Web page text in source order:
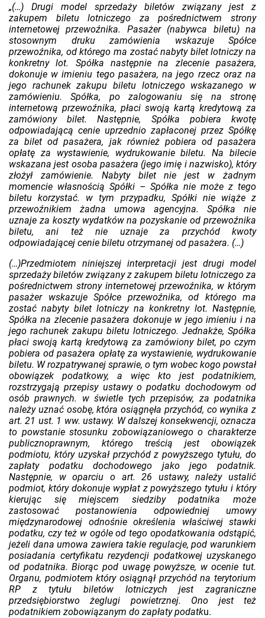
„(…) Drugi model sprzedaży biletów związany jest z
zakupem biletu lotniczego za pośrednictwem strony
internetowej przewoźnika. Pasażer (nabywca biletu) na
stosownym druku zamówienia wskazuje Spółce
przewoźnika, od którego ma zostać nabyty bilet lotniczy na
konkretny lot. Spółka następnie na zlecenie pasażera,
dokonuje w imieniu tego pasażera, na jego rzecz oraz na
jego rachunek zakupu biletu lotniczego wskazanego w
zamówieniu. Spółka, po zalogowaniu się na stronę
internetową przewoźnika, płaci swoją kartą kredytową za
zamówiony bilet. Następnie, Spółka pobiera kwotę
odpowiadającą cenie uprzednio zapłaconej przez Spółkę
za bilet od pasażera, jak również pobiera od pasażera
opłatę za wystawienie, wydrukowanie biletu. Na bilecie
wskazana jest osoba pasażera (jego imię i nazwisko), który
złożył zamówienie. Nabyty bilet nie jest w żadnym
momencie własnością Spółki – Spółka nie może z tego
biletu korzystać. w tym przypadku, Spółki nie wiąże z
przewoźnikiem żadna umowa agencyjna. Spółka nie
uznaje za koszty wydatków na pozyskanie od przewoźnika
biletu, ani też nie uznaje za przychód kwoty
odpowiadającej cenie biletu otrzymanej od pasażera. (…)
(…)Przedmiotem niniejszej interpretacji jest drugi model
sprzedaży biletów związany z zakupem biletu lotniczego za
pośrednictwem strony internetowej przewoźnika, w którym
pasażer wskazuje Spółce przewoźnika, od którego ma
zostać nabyty bilet lotniczy na konkretny lot. Następnie,
Spółka na zlecenie pasażera dokonuje w jego imieniu i na
jego rachunek zakupu biletu lotniczego. Jednakże, Spółka
płaci swoją kartą kredytową za zamówiony bilet, po czym
pobiera od pasażera opłatę za wystawienie, wydrukowanie
biletu. W rozpatrywanej sprawie, o tym wobec kogo powstał
obowiązek podatkowy, a więc kto jest podatnikiem,
rozstrzygają przepisy ustawy o podatku dochodowym od
osób prawnych. w świetle tych przepisów, za podatnika
należy uznać osobę, która osiągnęła przychód, co wynika z
art. 21 ust. 1 ww. ustawy. W dalszej konsekwencji, oznacza
to powstanie stosunku zobowiązaniowego o charakterze
publicznoprawnym, którego treścią jest obowiązek
podmiotu, który uzyskał przychód z powyższego tytułu, do
zapłaty podatku dochodowego jako jego podatnik.
Następnie, w oparciu o art. 26 ustawy, należy ustalić
podmiot, który dokonuje wypłat z powyższego tytułu i który
kierując się miejscem siedziby podatnika może
zastosować postanowienia odpowiedniej umowy
międzynarodowej odnośnie określenia właściwej stawki
podatku, czy też w ogóle od tego opodatkowania odstąpić,
jeżeli dana umowa zawiera takie regulacje, pod warunkiem
posiadania certyfikatu rezydencji podatkowej uzyskanego
od podatnika. Biorąc pod uwagę powyższe, w ocenie tut.
Organu, podmiotem który osiągnął przychód na terytorium
RP z tytułu biletów lotniczych jest zagraniczne
przedsiębiorstwo żeglugi powietrznej. Ono jest też
podatnikiem zobowiązanym do zapłaty podatku.